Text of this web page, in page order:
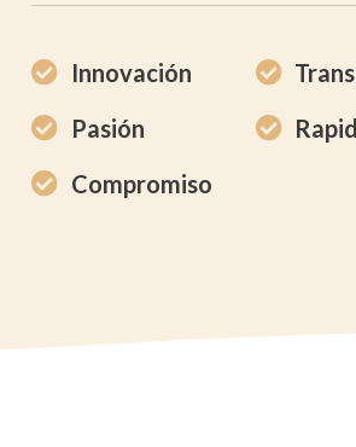
Innovación
Pasión
Compromiso